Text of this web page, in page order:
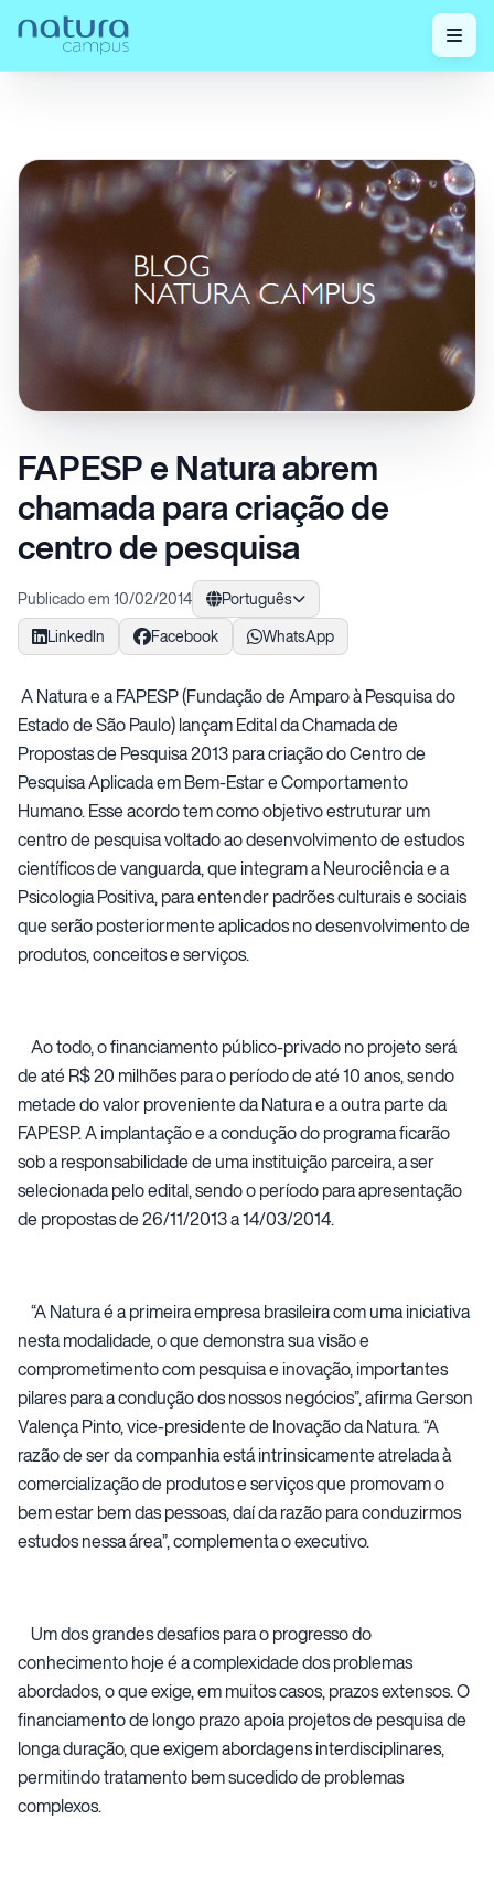
FAPESP e Natura abrem
chamada para criação de
centro de pesquisa
Publicado em 10/02/2014
Português
LinkedIn
Facebook WhatsApp
A Natura e a FAPESP (Fundação de Amparo à Pesquisa do
Estado de São Paulo) lançam Edital da Chamada de
Propostas de Pesquisa 2013 para criação do Centro de
Pesquisa Aplicada em Bem-Estar e Comportamento
Humano. Esse acordo tem como objetivo estruturar um
centro de pesquisa voltado ao desenvolvimento de estudos
científicos de vanguarda, que integram a Neurociência e a
Psicologia Positiva, para entender padrões culturais e sociais
que serão posteriormente aplicados no desenvolvimento de
produtos, conceitos e serviços.
Ao todo, o financiamento público-privado no projeto será
de até R$ 20 milhões para o período de até 10 anos, sendo
metade do valor proveniente da Natura e a outra parte da
FAPESP. A implantação e a condução do programa ficarão
sob a responsabilidade de uma instituição parceira, a ser
selecionada pelo edital, sendo o período para apresentação
de propostas de 26/11/2013 a 14/03/2014.
“A Natura é a primeira empresa brasileira com uma iniciativa
nesta modalidade, o que demonstra sua visão e
comprometimento com pesquisa e inovação, importantes
pilares para a condução dos nossos negócios”, afirma Gerson
Valença Pinto, vice-presidente de Inovação da Natura. “A
razão de ser da companhia está intrinsicamente atrelada à
comercialização de produtos e serviços que promovam o
bem estar bem das pessoas, daí da razão para conduzirmos
estudos nessa área”, complementa o executivo.
Um dos grandes desafios para o progresso do
conhecimento hoje é a complexidade dos problemas
abordados, o que exige, em muitos casos, prazos extensos. O
financiamento de longo prazo apoia projetos de pesquisa de
longa duração, que exigem abordagens interdisciplinares,
permitindo tratamento bem sucedido de problemas
complexos.